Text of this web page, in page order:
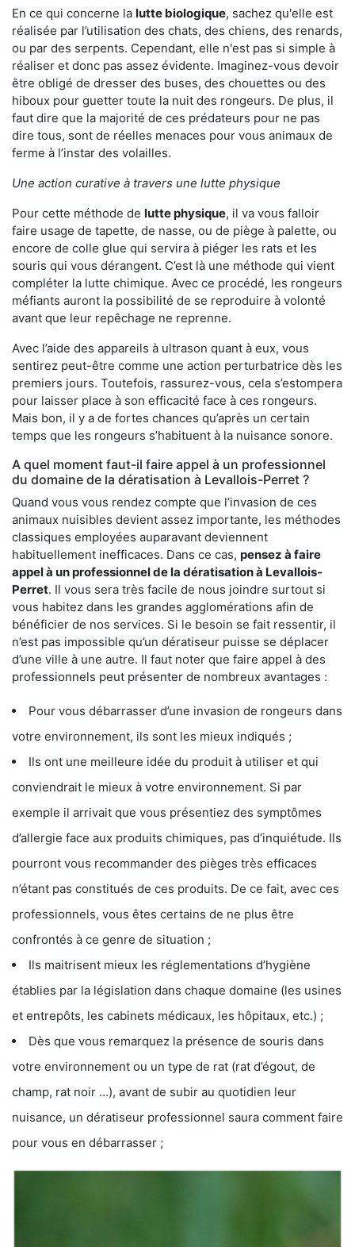
En ce qui concerne la lutte biologique, sachez qu'elle est
réalisée par l’utilisation des chats, des chiens, des renards,
ou par des serpents. Cependant, elle n'est pas si simple à
réaliser et donc pas assez évidente. Imaginez-vous devoir
être obligé de dresser des buses, des chouettes ou des
hiboux pour guetter toute la nuit des rongeurs. De plus, il
faut dire que la majorité de ces prédateurs pour ne pas
dire tous, sont de réelles menaces pour vous animaux de
ferme à l’instar des volailles.
Une action curative à travers une lutte physique
Pour cette méthode de lutte physique, il va vous falloir
faire usage de tapette, de nasse, ou de piège à palette, ou
encore de colle glue qui servira à piéger les rats et les
souris qui vous dérangent. C’est là une méthode qui vient
compléter la lutte chimique. Avec ce procédé, les rongeurs
méfiants auront la possibilité de se reproduire à volonté
avant que leur repêchage ne reprenne.
Avec l’aide des appareils à ultrason quant à eux, vous
sentirez peut-être comme une action perturbatrice dès les
premiers jours. Toutefois, rassurez-vous, cela s’estompera
pour laisser place à son efficacité face à ces rongeurs.
Mais bon, il y a de fortes chances qu’après un certain
temps que les rongeurs s’habituent à la nuisance sonore.
A quel moment faut-il faire appel à un professionnel
du domaine de la dératisation à Levallois-Perret ?
Quand vous vous rendez compte que l’invasion de ces
animaux nuisibles devient assez importante, les méthodes
classiques employées auparavant deviennent
habituellement inefficaces. Dans ce cas, pensez à faire
appel à un professionnel de la dératisation à Levallois-
Perret. Il vous sera très facile de nous joindre surtout si
vous habitez dans les grandes agglomérations afin de
bénéficier de nos services. Si le besoin se fait ressentir, il
n’est pas impossible qu’un dératiseur puisse se déplacer
d’une ville à une autre. Il faut noter que faire appel à des
professionnels peut présenter de nombreux avantages :
Pour vous débarrasser d’une invasion de rongeurs dans
votre environnement, ils sont les mieux indiqués ;
Ils ont une meilleure idée du produit à utiliser et qui
conviendrait le mieux à votre environnement. Si par
exemple il arrivait que vous présentiez des symptômes
d’allergie face aux produits chimiques, pas d’inquiétude. Ils
pourront vous recommander des pièges très efficaces
n’étant pas constitués de ces produits. De ce fait, avec ces
professionnels, vous êtes certains de ne plus être
confrontés à ce genre de situation ;
Ils maitrisent mieux les réglementations d’hygiène
établies par la législation dans chaque domaine (les usines
et entrepôts, les cabinets médicaux, les hôpitaux, etc.) ;
Dès que vous remarquez la présence de souris dans
votre environnement ou un type de rat (rat d’égout, de
champ, rat noir …), avant de subir au quotidien leur
nuisance, un dératiseur professionnel saura comment faire
pour vous en débarrasser ;